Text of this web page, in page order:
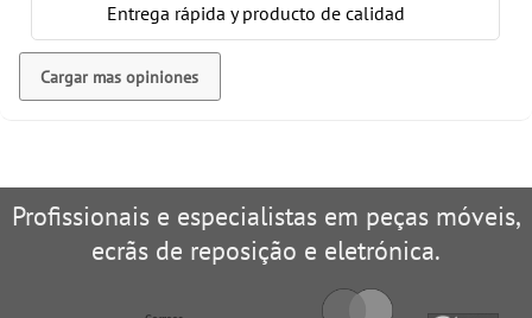
Entrega rápida y producto de calidad
Cargar mas opiniones
Profissionais e especialistas em peças móveis,
ecrãs de reposição e eletrónica.